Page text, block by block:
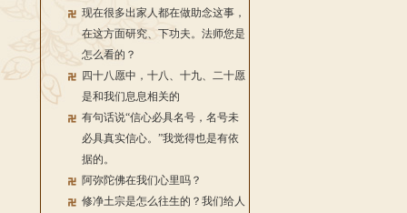
现在很多出家人都在做助念这事，
在这方面研究、下功夫。法师您是
怎么看的？
四十八愿中，十八、十九、二十愿
是和我们息息相关的
有句话说“信心必具名号，名号未
必具真实信心。”我觉得也是有依
据的。
阿弥陀佛在我们心里吗？
修净土宗是怎么往生的？我们给人